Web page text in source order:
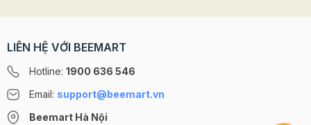
LIÊN HỆ VỚI BEEMART
Hotline: 1900 636 546
Email: support@beemart.vn
Beemart Hà Nội